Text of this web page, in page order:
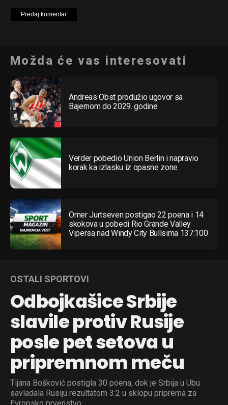
Možda će vas interesovati
Andreas Obst produžio ugovor sa
Bajernom do 2029. godine
Verder pobedio Union Berlin i napravio
korak ka izlasku iz opasne zone
Omer Jurtseven postigao 22 poena i 14
skokova u pobedi Rio Grande Valley
Vipersa nad Windy City Bullsima 137:100
OSTALI SPORTOVI
Odbojkašice Srbije
slavile protiv Rusije
posle pet setova u
pripremnom meču
Tijana Bošković postigla 30 poena, dok je Srbija u Ubu
savladala Rusiju rezultatom 3:2 u sklopu priprema za
Evropsko prvenstvo